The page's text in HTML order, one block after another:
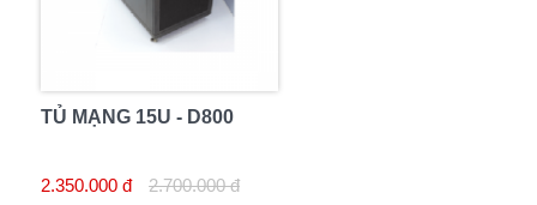
TỦ MẠNG 15U - D800
2.350.000 đ 2.700.000 đ